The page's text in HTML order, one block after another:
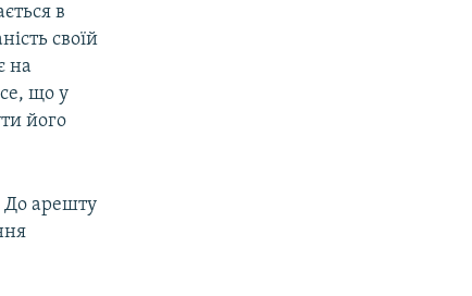
в
своїй
на
що у
його
До арешту